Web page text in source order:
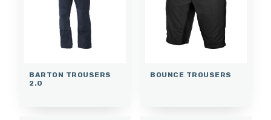
BARTON TROUSERS
2.0
BOUNCE TROUSERS